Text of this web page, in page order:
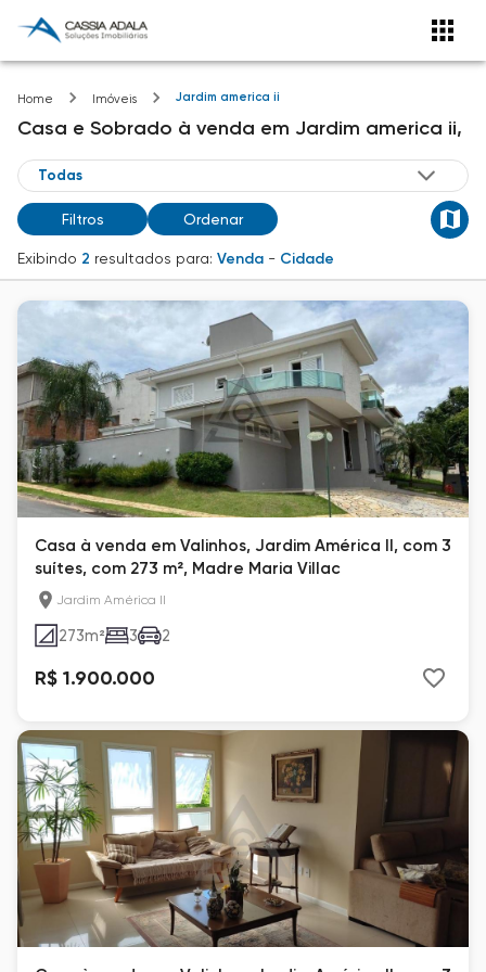
Home Imóveis Jardim america ii
Casa e Sobrado à venda em Jardim america ii,
Filtros Ordenar
Exibindo 2 resultados para: Venda - Cidade
Casa à venda em Valinhos, Jardim América II, com 3
suítes, com 273 m², Madre Maria Villac
Jardim América II
273m² 3 2
R$ 1.900.000